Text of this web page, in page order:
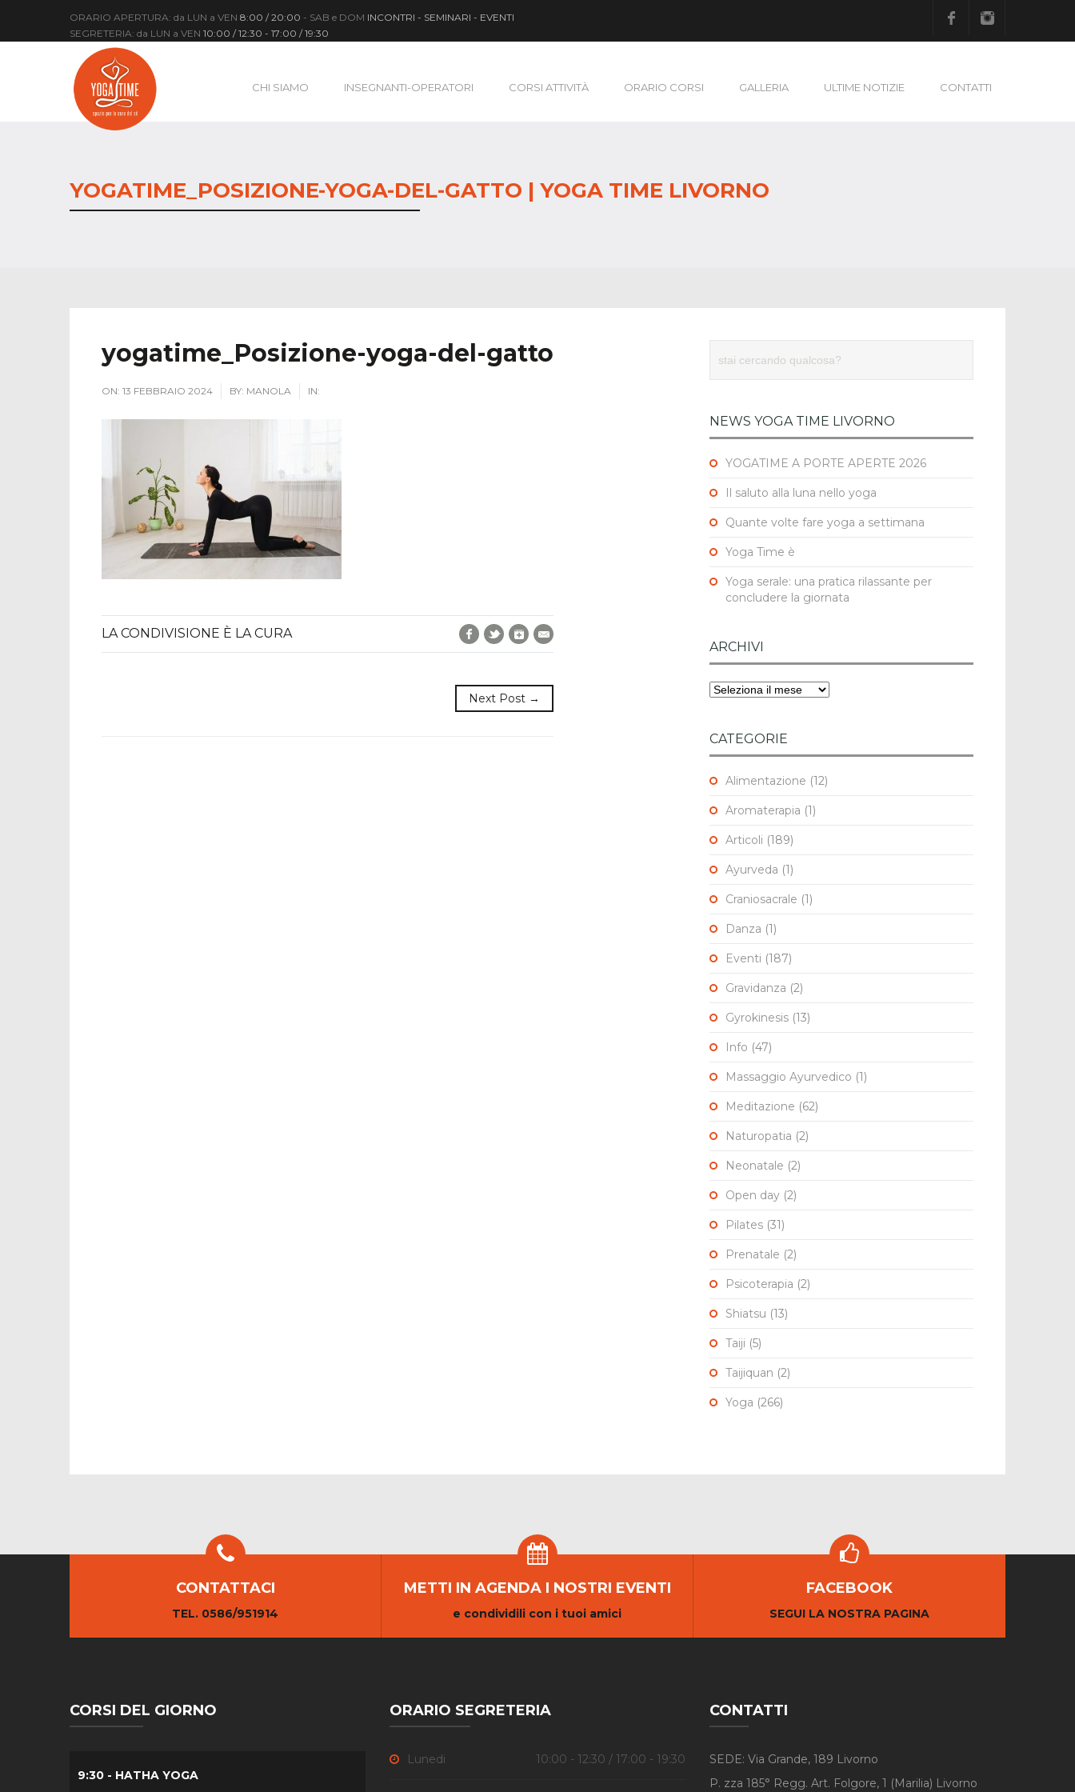
ORARIO APERTURA: da LUN a VEN 8:00 / 20:00 - SAB e DOM INCONTRI - SEMINARI - EVENTI
SEGRETERIA: da LUN a VEN 10:00 / 12:30 - 17:00 / 19:30
Facebook
CHI SIAMO INSEGNANTI-OPERATORI CORSI ATTIVITÀ ORARIO CORSI GALLERIA ULTIME NOTIZIE CONTATTI
YOGATIME_POSIZIONE-YOGA-DEL-GATTO | YOGA TIME LIVORNO
yogatime_Posizione-yoga-del-gatto
ON: 13 FEBBRAIO 2024 BY: MANOLA IN:
LA CONDIVISIONE È LA CURA Facebook
TwitterGoogle+
Next Post →
NEWS YOGA TIME LIVORNO
YOGATIME A PORTE APERTE 2026
Il saluto alla luna nello yoga
Quante volte fare yoga a settimana
Yoga Time è
Yoga serale: una pratica rilassante per
concludere la giornata
ARCHIVI
Archivi
CATEGORIE
Alimentazione (12)
Aromaterapia (1)
Articoli (189)
Ayurveda (1)
Craniosacrale (1)
Danza (1)
Eventi (187)
Gravidanza (2)
Gyrokinesis (13)
Info (47)
Massaggio Ayurvedico (1)
Meditazione (62)
Naturopatia (2)
Neonatale (2)
Open day (2)
Pilates (31)
Prenatale (2)
Psicoterapia (2)
Shiatsu (13)
Taiji (5)
Taijiquan (2)
Yoga (266)
CONTATTACI
TEL. 0586/951914
METTI IN AGENDA I NOSTRI EVENTI
e condividili con i tuoi amici
FACEBOOK
SEGUI LA NOSTRA PAGINA
CORSI DEL GIORNO
9:30 - HATHA YOGA
ORARIO SEGRETERIA
Lunedi 10:00 - 12:30 / 17:00 - 19:30
CONTATTI
SEDE: Via Grande, 189 Livorno
P. zza 185° Regg. Art. Folgore, 1 (Marilia) Livorno